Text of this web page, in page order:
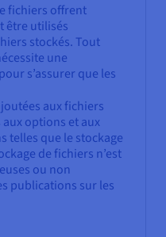
fichiers offrent
être utilisés
stockés. Tout
une
s’assurer que les
aux fichiers
options et aux
telles que le stockage
de fichiers n’est
ou non
publications sur les